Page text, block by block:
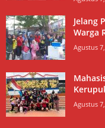
Jelang
Warga
Agustus
Agustus